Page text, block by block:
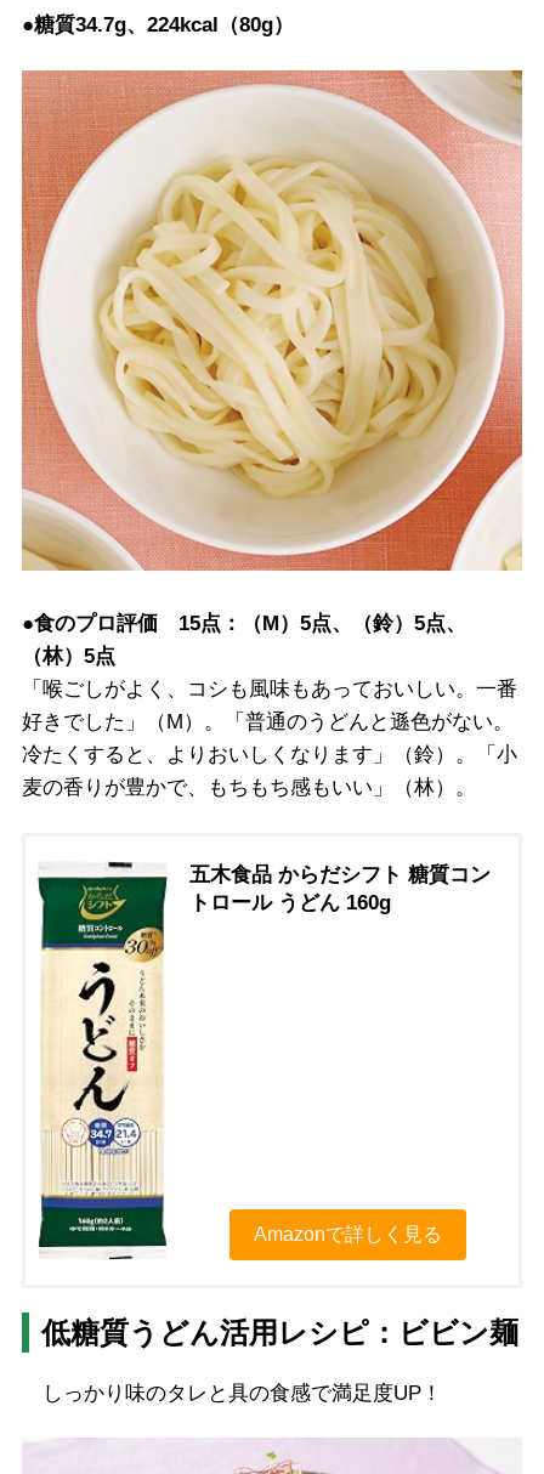
●糖質34.7g、224kcal（80g）
●食のプロ評価 15点：（M）5点、（鈴）5点、
（林）5点
「喉ごしがよく、コシも風味もあっておいしい。一番
好きでした」（M）。「普通のうどんと遜色がない。
冷たくすると、よりおいしくなります」（鈴）。「小
麦の香りが豊かで、もちもち感もいい」（林）。
五木食品 からだシフト 糖質コン
トロール うどん 160g
Amazonで詳しく見る
低糖質うどん活用レシピ：ビビン麺
しっかり味のタレと具の食感で満足度UP！